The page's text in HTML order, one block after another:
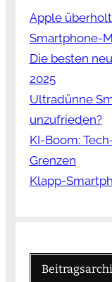
Apple
Smartphone-
Die besten
2025
Ultradünne
unzufrieden?
KI-Boom:
Grenzen
Klapp-